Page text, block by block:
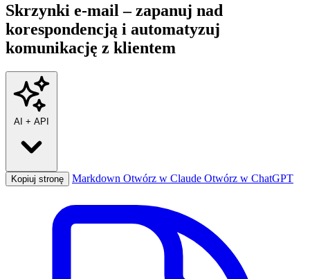
Skrzynki e-mail – zapanuj nad
korespondencją i automatyzuj
komunikację z klientem
AI + API
Kopiuj stronę Markdown Otwórz w Claude Otwórz w ChatGPT